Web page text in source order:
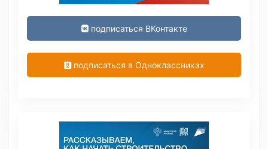
подписаться ВКонтакте
подписаться в Одноклассниках